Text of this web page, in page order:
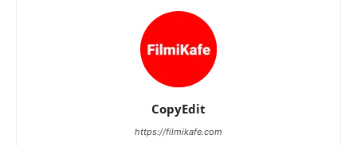
CopyEdit
https://filmikafe.com